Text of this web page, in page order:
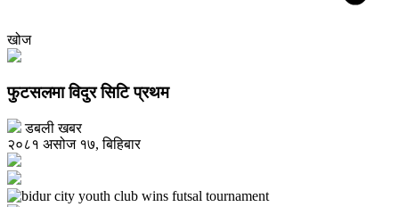
खोज
फुटसलमा विदुर सिटि प्रथम
डबली खबर
२०८१ असोज १७, बिहिबार